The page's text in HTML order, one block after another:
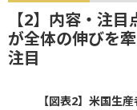
【2】内容・注
が全体の伸びを
注目
【図表2】米国生